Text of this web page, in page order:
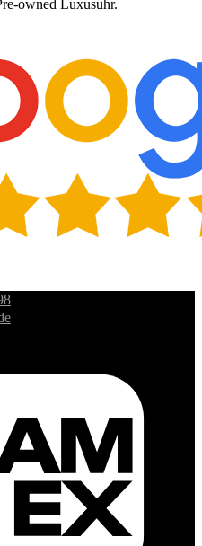
owned Luxusuhr.